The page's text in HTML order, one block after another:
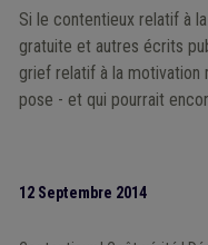
Si le contentieux relatif à
gratuite et autres écrits
grief relatif à la motivation
pose - et qui pourrait
12 Septembre 2014